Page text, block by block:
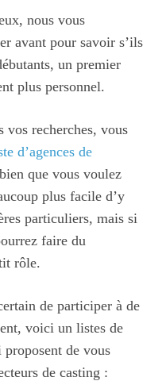
nous vous
avant pour savoir s’ils
un premier
plus personnel.
vos recherches, vous
d’agences de
que vous voulez
plus facile d’y
particuliers, mais si
faire du
rôle.
de participer à de
voici un listes de
de vous
de casting :